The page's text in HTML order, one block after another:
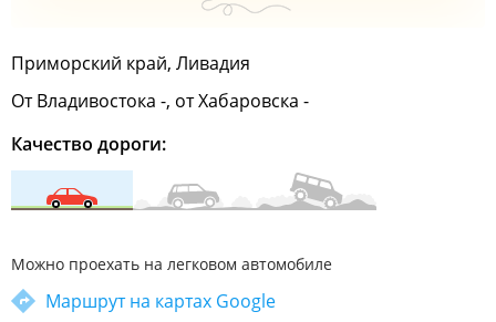
Приморский край, Ливадия
От Владивостока -, от Хабаровска -
Качество дороги:
Можно проехать на легковом автомобиле
Маршрут на картах Google